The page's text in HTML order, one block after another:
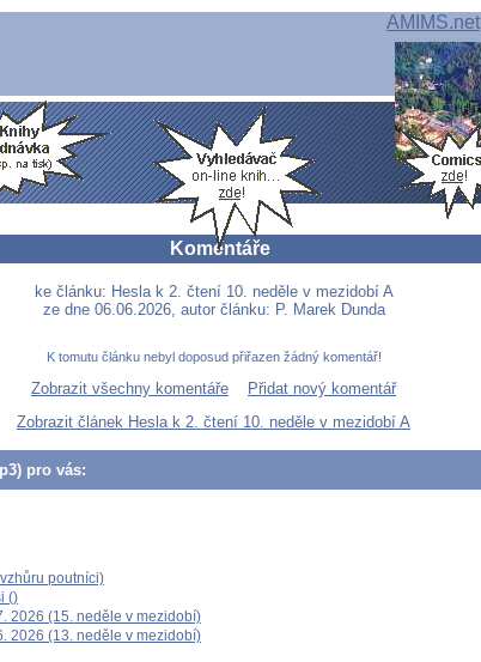
AMIMS.net
Komentáře
ke článku: Hesla k 2. čtení 10. neděle v mezidobí A
ze dne 06.06.2026, autor článku: P. Marek Dunda
K tomutu článku nebyl doposud přiřazen žádný komentář!
Zobrazit všechny komentáře
Přidat nový komentář
Zobrazit článek Hesla k 2. čtení 10. neděle v mezidobí A
pro vás:
poutníci)
()
2026 (15. neděle v mezidobí)
2026 (13. neděle v mezidobí)